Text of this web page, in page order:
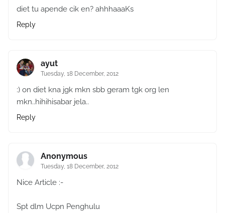
diet tu apende cik en? ahhhaaaKs
Reply
ayut
Tuesday, 18 December, 2012
:) on diet kna jgk mkn sbb geram tgk org len
mkn..hihihisabar jela..
Reply
Anonymous
Tuesday, 18 December, 2012
Nice Article :-
Spt dlm Ucpn Penghulu